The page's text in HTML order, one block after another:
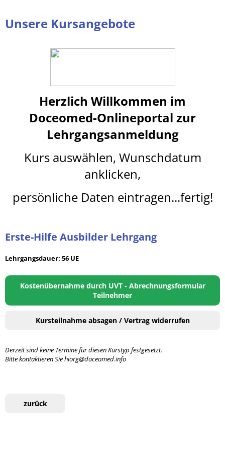
Unsere Kursangebote
Herzlich Willkommen im
Doceomed-Onlineportal zur
Lehrgangsanmeldung
Kurs auswählen, Wunschdatum
anklicken,
persönliche Daten eintragen...fertig!
Erste-Hilfe Ausbilder Lehrgang
Lehrgangsdauer: 56 UE
Kostenübernahme durch UVT - Abrechnungsformular
Teilnehmer
Kursteilnahme absagen / Vertrag widerrufen
Derzeit sind keine Termine für diesen Kurstyp festgesetzt.
Bitte kontaktieren Sie hiorg@doceomed.info
zurück